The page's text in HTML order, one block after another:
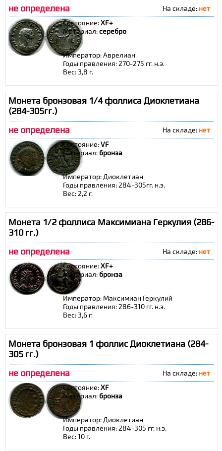
не определена
На складе: нет
Состояние:XF+
Материал:cеребро
Император: Аврелиан
Годы правления: 270-275 гг. н.э.
Вес: 3,8 г.
Монета бронзовая 1/4 фоллиса Диоклетиана
(284-305гг.)
не определена
На складе: нет
Состояние:VF
Материал: бронза
Император: Диоклетиан
Годы правления: 284-305гг. н.э.
Вес: 2,2 г.
Монета 1/2 фоллиса Максимиана Геркулия (286-
310 гг.)
не определена
На складе: нет
Состояние:XF+
Материал: бронза
Император: Максимиан Геркулий
Годы правления: 286-310 гг. н.э.
Вес: 3,6 г.
Монета бронзовая 1 фоллис Диоклетиана (284-
305 гг.)
не определена
На складе: нет
Состояние:XF
Материал: бронза
Император: Диоклетиан
Годы правления: 284-305 гг. н.э.
Вес: 10 г.